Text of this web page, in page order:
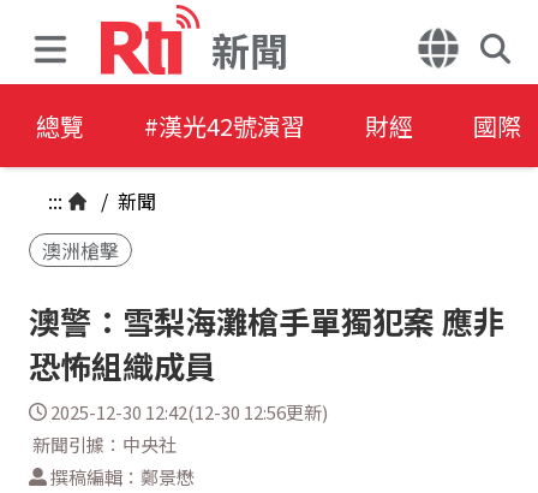
新聞
總覽 #漢光42號演習 財經 國際
::: / 新聞
澳洲槍擊
澳警：雪梨海灘槍手單獨犯案 應非
恐怖組織成員
2025-12-30 12:42(12-30 12:56更新)
新聞引據：中央社
撰稿編輯：鄭景懋